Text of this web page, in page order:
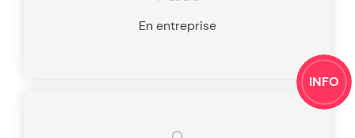
En entreprise
INFO